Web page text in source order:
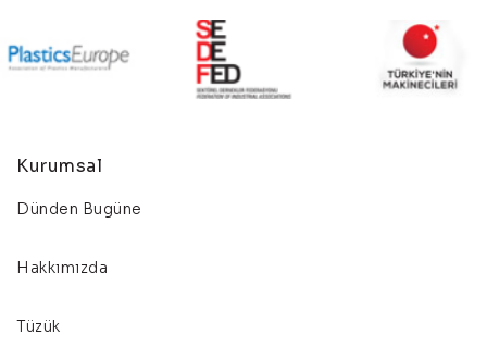
Kurumsal
Dünden Bugüne
Hakkımızda
Tüzük